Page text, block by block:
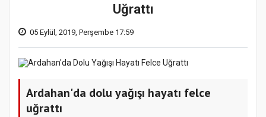
Uğrattı
05 Eylül, 2019, Perşembe 17:59
Ardahan'da dolu yağışı hayatı felce
uğrattı